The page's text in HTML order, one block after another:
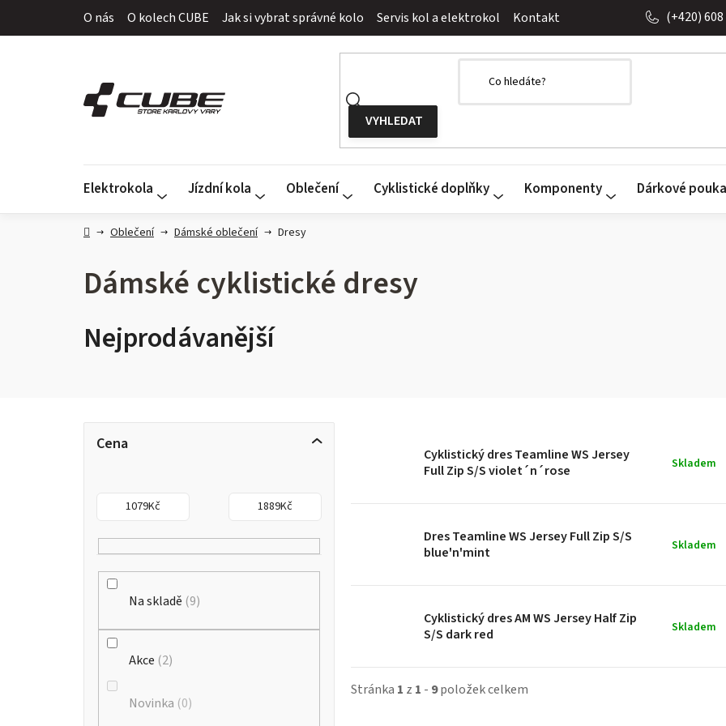
O nás O kolech CUBE Jak si vybrat správné kolo Servis kol a elektrokol Kontakt (+420)
Elektrokola Jízdní kola Oblečení Cyklistické doplňky Komponenty Dárkové
DomůOblečení Dámské oblečení Dresy
Dámské cyklistické dresy
Nejprodávanější
PCena
1079Kč 1889Kč
Na skladě 9
Akce 2
Novinka 0
Cyklistický dres Teamline WS Jersey
Full Zip S/S violet´n´rose
Skladem
Dres Teamline WS Jersey Full Zip S/S
blue'n'mint
Skladem
Cyklistický dres AM WS Jersey Half Zip
S/S dark red
Skladem
Stránka 1 z 1 - 9položek celkem